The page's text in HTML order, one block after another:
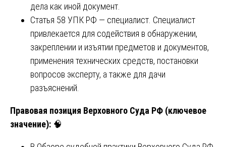
дела как иной документ.
Статья 58 УПК РФ — специалист. Специалист
привлекается для содействия в обнаружении,
закреплении и изъятии предметов и документов,
применения технических средств, постановки
вопросов эксперту, а также для дачи
разъяснений.
Правовая позиция Верховного Суда РФ (ключевое
значение): 🧠